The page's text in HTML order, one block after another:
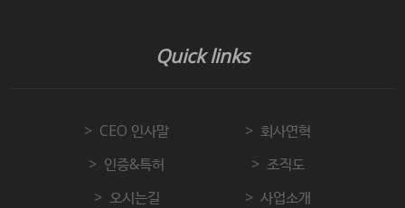
Quick links
CEO 인사말
회사연혁
인증&특허
조직도
오시는길
사업소개